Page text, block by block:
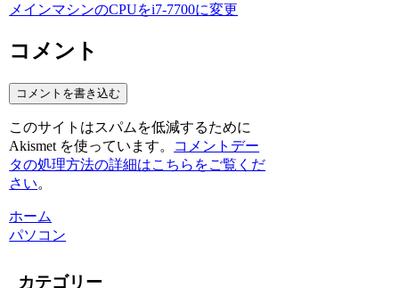
メインマシンのCPUをi7-7700に変更
コメント
コメントを書き込む
このサイトはスパムを低減するために
Akismet を使っています。
コメントデー
タの処理方法の詳細はこちらをご覧くだ
さい。
ホーム
パソコン
カテゴリー